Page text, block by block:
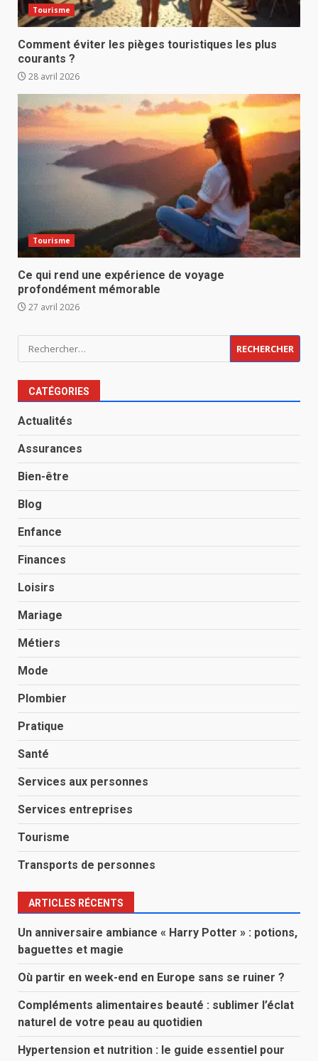
Tourisme
Comment éviter les pièges touristiques les plus
courants ?
28 avril 2026
Tourisme
Ce qui rend une expérience de voyage
profondément mémorable
27 avril 2026
Rechercher :
CATÉGORIES
Actualités
Assurances
Bien-être
Blog
Enfance
Finances
Loisirs
Mariage
Métiers
Mode
Plombier
Pratique
Santé
Services aux personnes
Services entreprises
Tourisme
Transports de personnes
ARTICLES RÉCENTS
Un anniversaire ambiance « Harry Potter » : potions,
baguettes et magie
Où partir en week-end en Europe sans se ruiner ?
Compléments alimentaires beauté : sublimer l’éclat
naturel de votre peau au quotidien
Hypertension et nutrition : le guide essentiel pour